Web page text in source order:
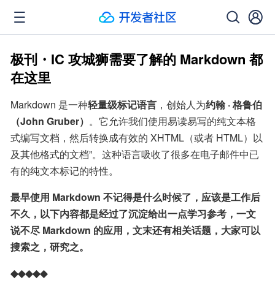
极刊・IC 攻城狮需要了解的 Markdown 都
在这里
Markdown 是一种轻量级标记语言 ，创始人为约翰 · 格鲁伯
（John Gruber） 。它允许我们使用易读易写的纯文本格
式编写文档，然后转换成有效的 XHTML（或者 HTML）以
及其他格式的文档”。这种语言吸收了很多在电子邮件中已
有的纯文本标记的特性。
最早使用 Markdown 不记得是什么时候了，应该是工作后
不久，以下内容都是经过了沉淀给出一点学习参考，一文
说不尽 Markdown 的应用，文末还有相关话题，大家可以
搜索之，研究之。
◆◆◆◆◆